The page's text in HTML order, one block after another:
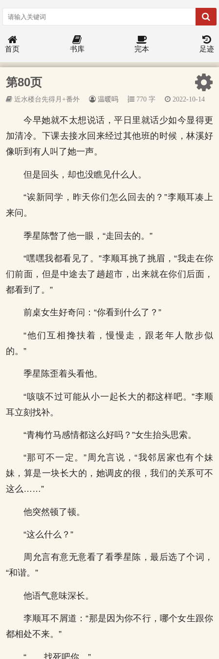
首页 书库 完本 足迹
第80页
近水楼台先得月+番外 温暖吗 770 字 2022-10-14
今早她就不太想说话，平日里就话少如今显得更
加清冷。下课去接水回来经过其他班的时候，林溪好
像听到有人叫了她一声。
但是回头，却也没瞧见什么人。
“诶新同学，昨天你们怎么回去的？”李顺耳凑上
来问。
季星陈暼了他一眼，“走回去的。”
“嘿嘿我都看见了。”李顺耳挑了挑眉，“我走在你
们前面，但是中途去了趟超市，出来就在你们后面，
都看到了。”
前桌女生好奇问：“你看到什么了？”
“他们互相搀扶着，慢慢走，跟老年人散步似
的。”
季星陈歪着头看他。
“咳咳不过可能从小一起长大的都这样吧。”李顺
耳立刻找补。
“青梅竹马感情都这么好吗？”女生抬头思索。
“那可不一定。”周允言说，“我邻居家也有个妹
妹，算是一块长大的，她调皮的很，我们的关系可不
这么……”
他突然顿了顿。
“这么什么？”
周允言有意无意看了看季星陈，最后选了个词，
“和谐。”
他语气意味深长。
李顺耳不屑道：“那是因为你不行，哪个女生跟你
都相处不来。”
“……找死吧你。”